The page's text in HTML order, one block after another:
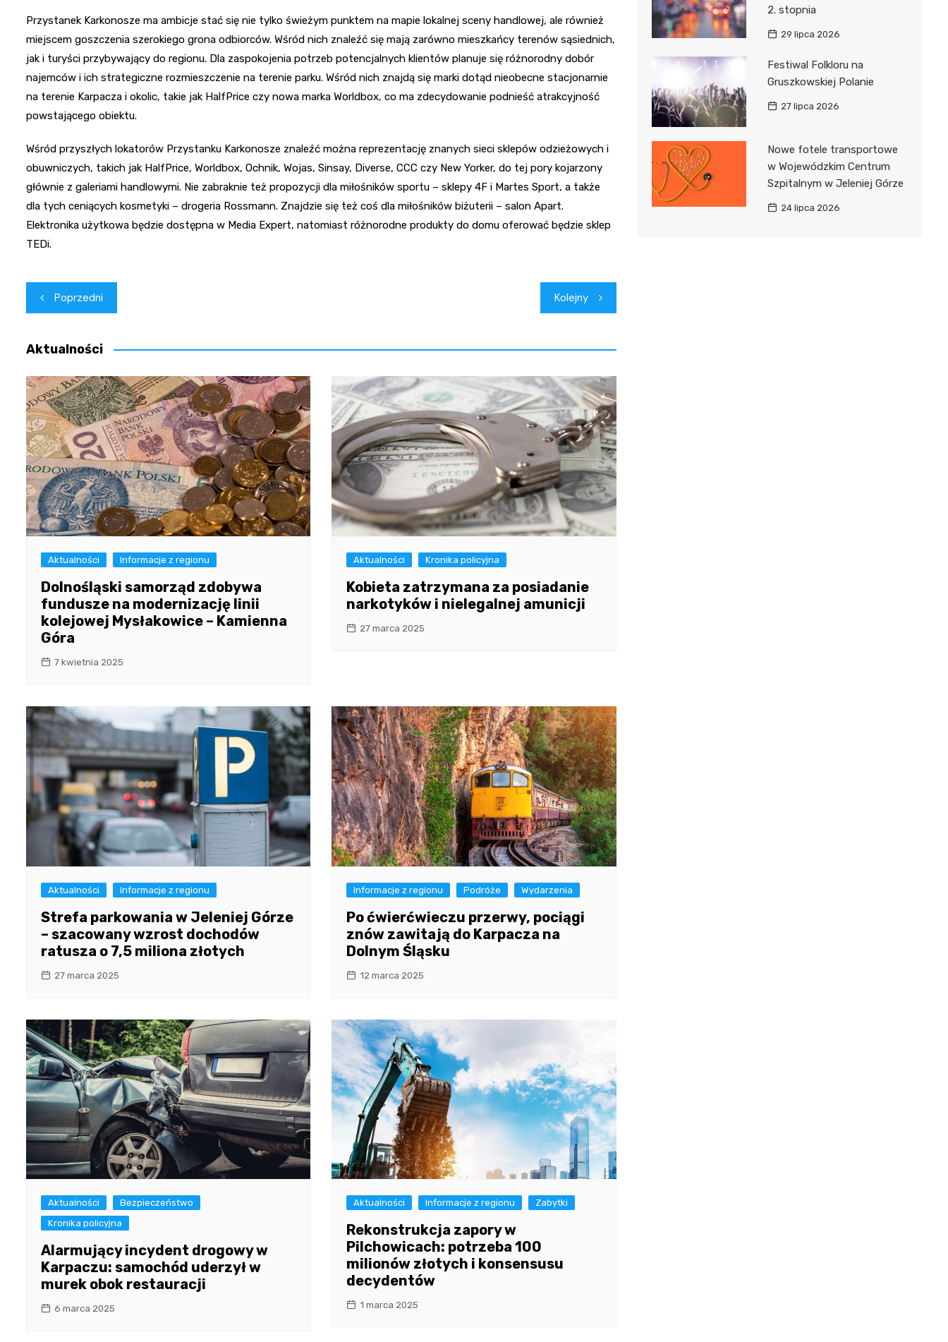
Przystanek Karkonosze ma ambicje stać się nie tylko świeżym punktem na mapie lokalnej sceny handlowej, ale również
miejscem goszczenia szerokiego grona odbiorców. Wśród nich znaleźć się mają zarówno mieszkańcy terenów sąsiednich,
jak i turyści przybywający do regionu. Dla zaspokojenia potrzeb potencjalnych klientów planuje się różnorodny dobór
najemców i ich strategiczne rozmieszczenie na terenie parku. Wśród nich znajdą się marki dotąd nieobecne stacjonarnie
na terenie Karpacza i okolic, takie jak HalfPrice czy nowa marka Worldbox, co ma zdecydowanie podnieść atrakcyjność
powstającego obiektu.
Wśród przyszłych lokatorów Przystanku Karkonosze znaleźć można reprezentację znanych sieci sklepów odzieżowych i
obuwniczych, takich jak HalfPrice, Worldbox, Ochnik, Wojas, Sinsay, Diverse, CCC czy New Yorker, do tej pory kojarzony
głównie z galeriami handlowymi. Nie zabraknie też propozycji dla miłośników sportu – sklepy 4F i Martes Sport, a także
dla tych ceniących kosmetyki – drogeria Rossmann. Znajdzie się też coś dla miłośników biżuterii – salon Apart.
Elektronika użytkowa będzie dostępna w Media Expert, natomiast różnorodne produkty do domu oferować będzie sklep
TEDi.
Nawigacja
wpisu
Poprzedni Kolejny
Aktualności
Aktualności Informacje z regionu
Dolnośląski samorząd zdobywa
fundusze na modernizację linii
kolejowej Mysłakowice – Kamienna
Góra
7 kwietnia 2025
Aktualności Kronika policyjna
Kobieta zatrzymana za posiadanie
narkotyków i nielegalnej amunicji
27 marca 2025
Aktualności Informacje z regionu
Strefa parkowania w Jeleniej Górze
– szacowany wzrost dochodów
ratusza o 7,5 miliona złotych
27 marca 2025
Informacje z regionu Podróże Wydarzenia
Po ćwierćwieczu przerwy, pociągi
znów zawitają do Karpacza na
Dolnym Śląsku
12 marca 2025
Aktualności
Bezpieczeństwo
Kronika policyjna
Alarmujący incydent drogowy w
Karpaczu: samochód uderzył w
murek obok restauracji
6 marca 2025
Aktualności Informacje z regionu Zabytki
Rekonstrukcja zapory w
Pilchowicach: potrzeba 100
milionów złotych i konsensusu
decydentów
1 marca 2025
2. stopnia
29 lipca 2026
Festiwal Folkloru na
Gruszkowskiej Polanie
27 lipca 2026
Nowe fotele transportowe
w Wojewódzkim Centrum
Szpitalnym w Jeleniej Górze
24 lipca 2026